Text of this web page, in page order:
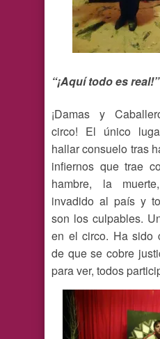
“¡Aquí todo es real!”
¡Damas y
circo! El único
hallar consuelo tras
infiernos que trae
hambre, la
invadido al país y
son los culpables.
en el circo. Ha sido
de que se cobre
para ver, todos